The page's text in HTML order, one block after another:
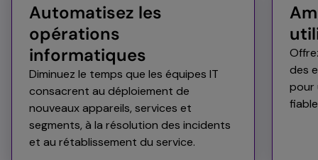
Automatisez les
opérations
informatiques​​
Diminuez le temps que les équipes IT
consacrent au déploiement de
nouveaux appareils, services et
segments, à la résolution des incidents
et au rétablissement du service. ​
des
pour